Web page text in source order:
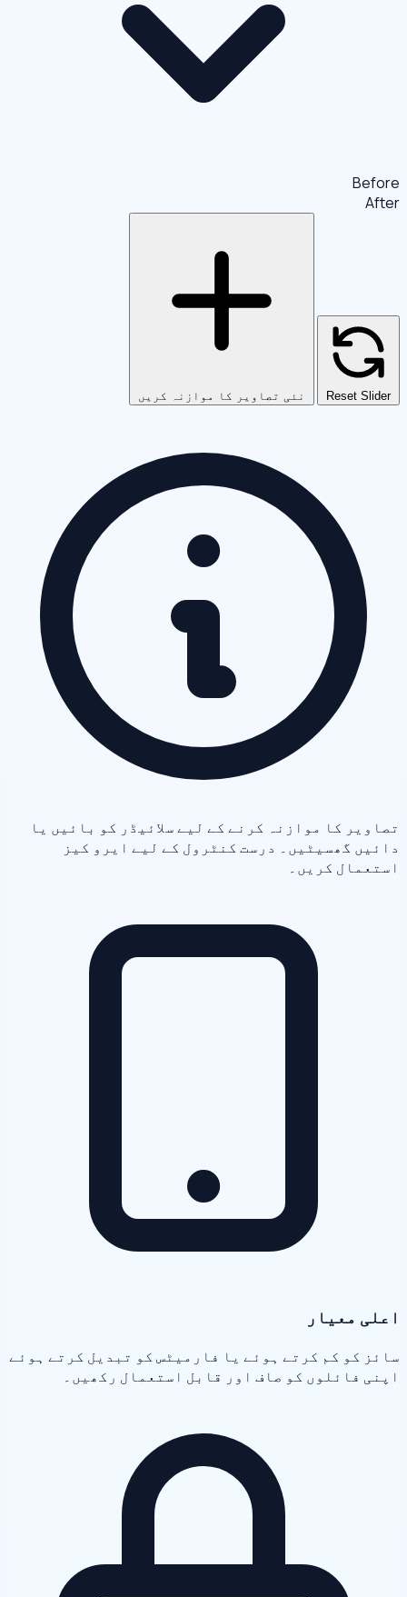
Before
After
Reset Slider نئی تصاویر کا موازنہ کریں
تصاویر کا موازنہ کرنے کے لیے سلائیڈر کو بائیں یا
دائیں گھسیٹیں۔ درست کنٹرول کے لیے ایرو کیز
استعمال کریں۔
اعلی معیار
سائز کو کم کرتے ہوئے یا فارمیٹس کو تبدیل کرتے ہوئے
اپنی فائلوں کو صاف اور قابل استعمال رکھیں۔